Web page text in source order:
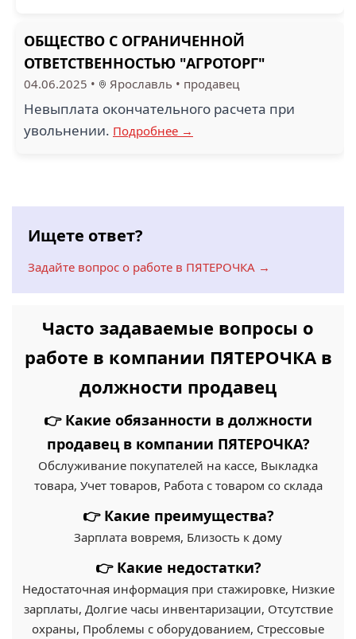
ОБЩЕСТВО С ОГРАНИЧЕННОЙ
ОТВЕТСТВЕННОСТЬЮ "АГРОТОРГ"
04.06.2025 • Ярославль • продавец
Невыплата окончательного расчета при
увольнении. Подробнее →
Ищете ответ?
Задайте вопрос о работе в ПЯТЕРОЧКА →
Часто задаваемые вопросы о
работе в компании ПЯТЕРОЧКА в
должности продавец
👉 Какие обязанности в должности
продавец в компании ПЯТЕРОЧКА?
Обслуживание покупателей на кассе, Выкладка
товара, Учет товаров, Работа с товаром со склада
👉 Какие преимущества?
Зарплата вовремя, Близость к дому
👉 Какие недостатки?
Недостаточная информация при стажировке, Низкие
зарплаты, Долгие часы инвентаризации, Отсутствие
охраны, Проблемы с оборудованием, Стрессовые